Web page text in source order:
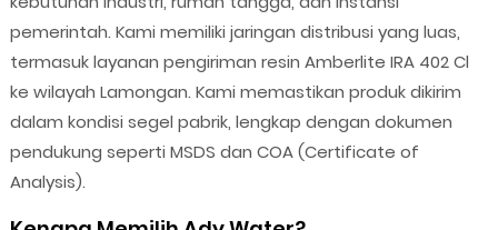
pemerintah. Kami memiliki jaringan distribusi yang luas,
termasuk layanan pengiriman resin Amberlite IRA 402 Cl
ke wilayah Lamongan. Kami memastikan produk dikirim
dalam kondisi segel pabrik, lengkap dengan dokumen
pendukung seperti MSDS dan COA (Certificate of
Analysis).